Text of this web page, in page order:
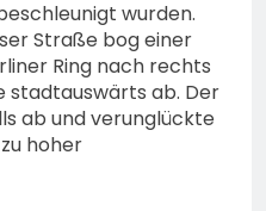
wurden.
Straße bog einer
Ring nach rechts
stadtauswärts ab. Der
ab und verunglückte
hoher